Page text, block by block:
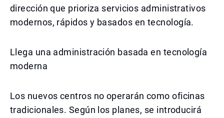
dirección que prioriza servicios administrativos
modernos, rápidos y basados en tecnología.
Llega una administración basada en tecnología
moderna
Los nuevos centros no operarán como oficinas
tradicionales. Según los planes, se introducirá